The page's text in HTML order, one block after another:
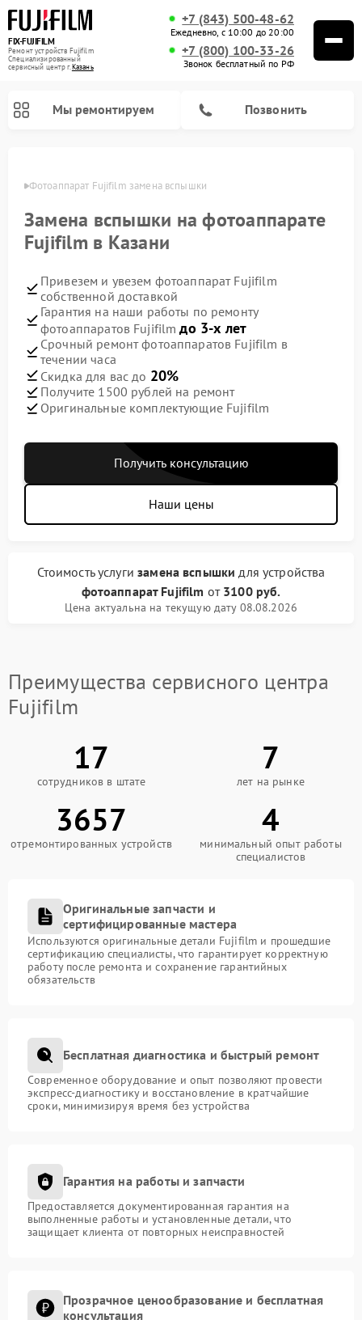
FIX-FUJIFILM
Ремонт устройств Fujifilm
Специализированный
cервисный центр г.Казань
+7 (843) 500-48-62
Ежедневно, с 10:00 до 20:00
+7 (800) 100-33-26
Звонок бесплатный по РФ
Мы ремонтируем Позвонить
Фотоаппарат Fujifilm замена вспышки
Замена вспышки на фотоаппарате
Fujifilm в Казани
Привезем и увезем фотоаппарат Fujifilm
собственной доставкой
Гарантия на наши работы по ремонту
фотоаппаратов Fujifilmдо 3-х лет
Срочный ремонт фотоаппаратов Fujifilm в
течении часа
Скидка для вас до 20%
Получите 1500 рублей на ремонт
Оригинальные комплектующие Fujifilm
Получить консультацию
Наши цены
Стоимость услугизамена вспышки для устройства
фотоаппарат Fujifilm от 3100 руб.
Цена актуальна на текущую дату 08.08.2026
Преимущества сервисного центра
Fujifilm
17
сотрудников в штате
7
лет на рынке
3657
отремонтированных устройств
4
минимальный опыт работы
специалистов
Оригинальные запчасти и
сертифицированные мастера
Используются оригинальные детали Fujifilm и прошедшие
сертификацию специалисты, что гарантирует корректную
работу после ремонта и сохранение гарантийных
обязательств
Бесплатная диагностика и быстрый ремонт
Современное оборудование и опыт позволяют провести
экспресс-диагностику и восстановление в кратчайшие
сроки, минимизируя время без устройства
Гарантия на работы и запчасти
Предоставляется документированная гарантия на
выполненные работы и установленные детали, что
защищает клиента от повторных неисправностей
Прозрачное ценообразование и бесплатная
консультация